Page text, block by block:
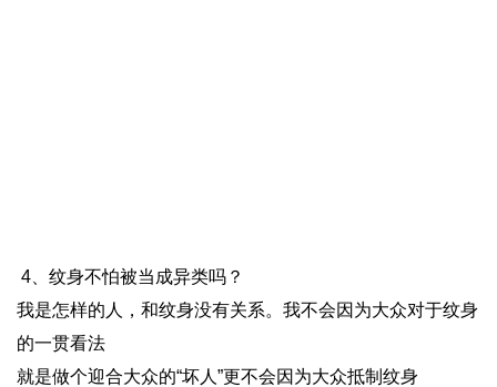
4、纹身不怕被当成异类吗？
我是怎样的人，和纹身没有关系。我不会因为大众对于纹身
的一贯看法
就是做个迎合大众的“坏人”更不会因为大众抵制纹身